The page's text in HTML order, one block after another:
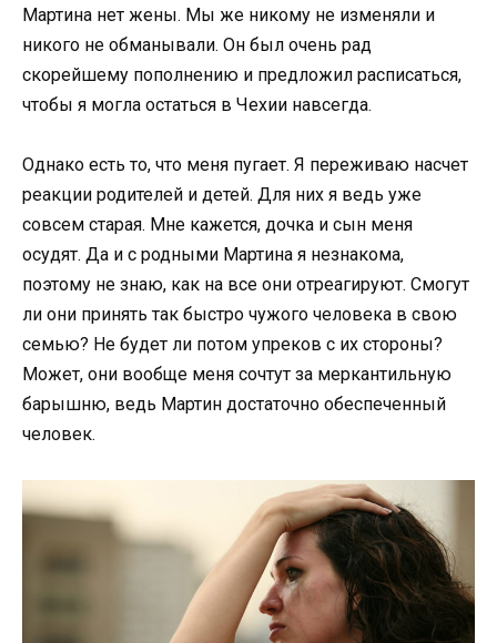
Мартина нет жены. Мы же никому не изменяли и
никого не обманывали. Он был очень рад
скорейшему пополнению и предложил расписаться,
чтобы я могла остаться в Чехии навсегда.
Однако есть то, что меня пугает. Я переживаю насчет
реакции родителей и детей. Для них я ведь уже
совсем старая. Мне кажется, дочка и сын меня
осудят. Да и с родными Мартина я незнакома,
поэтому не знаю, как на все они отреагируют. Смогут
ли они принять так быстро чужого человека в свою
семью? Не будет ли потом упреков с их стороны?
Может, они вообще меня сочтут за меркантильную
барышню, ведь Мартин достаточно обеспеченный
человек.